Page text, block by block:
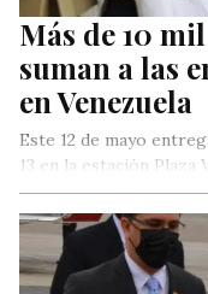
Más de 10
suman a las
en Venezuela
Este 12 de mayo
13 en la estación Plaza